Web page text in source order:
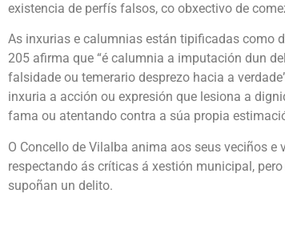
existencia de perfís falsos, co obxectivo de
As inxurias e calumnias están tipificadas como
205 afirma que “é calumnia a imputación dun
falsidade ou temerario desprezo hacia a
inxuria a acción ou expresión que lesiona a
fama ou atentando contra a súa propia
O Concello de Vilalba anima aos seus veciños
respectando ás críticas á xestión municipal,
supoñan un delito.